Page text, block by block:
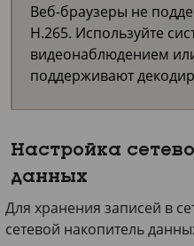
Веб-браузеры не
H.265. Используйте
видеонаблюдением
поддерживают
Настройка
данных
Для хранения записей в
сетевой накопитель